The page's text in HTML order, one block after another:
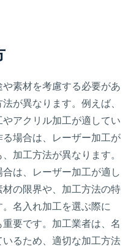
素材を考慮する必要があ
が異なります。例えば、
アクリル加工が適してい
場合は、レーザー加工が
加工方法が異なります。
は、レーザー加工が適し
の限界や、加工方法の特
名入れ加工を選ぶ際に
要です。加工業者は、名
るため、適切な加工方法